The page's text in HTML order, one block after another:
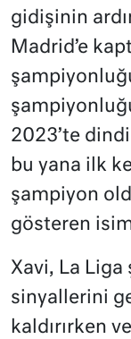
gidişinin
Madrid’e
2023’te
bu yana ilk
şampiyon
gösteren
Xavi, La
sinyallerini
kaldırırken